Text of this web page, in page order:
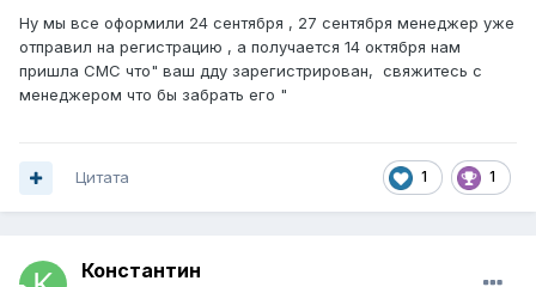
Ну мы все оформили 24 сентября , 27 сентября менеджер уже
отправил на регистрацию , а получается 14 октября нам
пришла СМС что" ваш дду зарегистрирован, свяжитесь с
менеджером что бы забрать его "
1 1
Цитата
Константин